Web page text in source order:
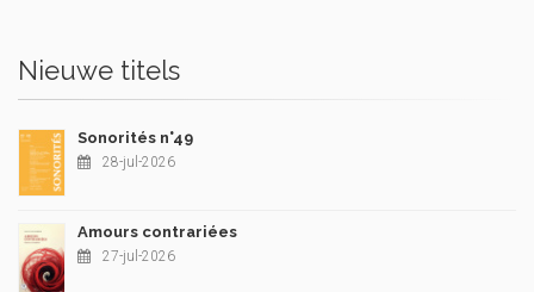
Nieuwe titels
Sonorités n°49
28-jul-2026
Amours contrariées
27-jul-2026